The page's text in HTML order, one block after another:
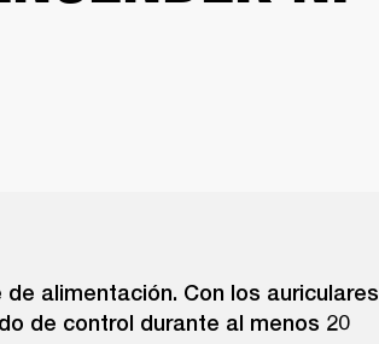
alimentación. Con los auriculares
de control durante al menos 20